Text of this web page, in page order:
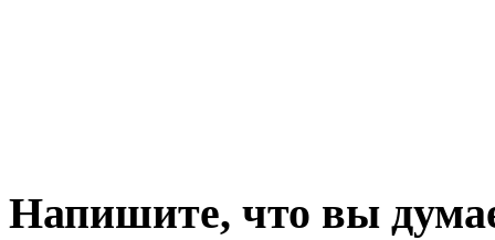
Напишите, что вы